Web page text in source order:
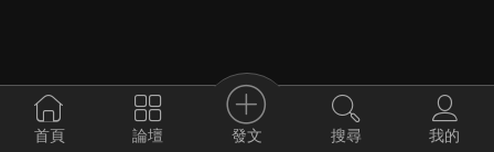
首頁 論壇 發文 搜尋 我的